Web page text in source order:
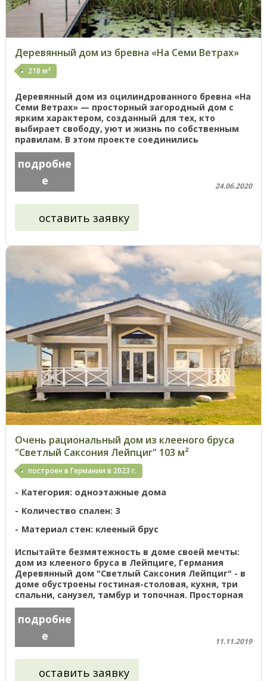
Деревянный дом из бревна «На Семи Ветрах»
218 м²
Деревянный дом из оцилиндрованного бревна «На
Семи Ветрах» — просторный загородный дом с
ярким характером, созданный для тех, кто
выбирает свободу, уют и жизнь по собственным
правилам. В этом проекте соединились
надежность бревенчатого дома, ...
подробне
е
24.06.2020
оставить заявку
Очень рациональный дом из клееного бруса
"Светлый Саксония Лейпциг" 103 м²
построен в Германии в 2023 г.
Категория: одноэтажные дома
Количество спален: 3
Материал стен: клееный брус
Испытайте безмятежность в доме своей мечты:
дом из клееного бруса в Лейпциге, Германия
Деревянный дом "Светлый Саксония Лейпциг" - в
доме обустроены гостиная-столовая, кухня, три
спальни, санузел, тамбур и топочная. Просторная
крытая терраса дает ...
подробне
е
11.11.2019
оставить заявку